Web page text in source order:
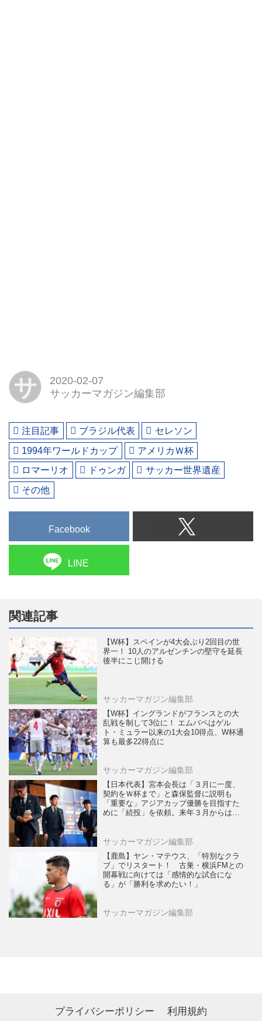
サ
2020-02-07
サッカーマガジン編集部
注目記事 ブラジル代表
セレソン
1994年ワールドカップ
アメリカＷ杯
ロマーリオ
ドゥンガ
サッカー世界遺産
その他
Facebook
LINE
関連記事
【W杯】スペインが4大会ぶり2回目の世
界一！ 10人のアルゼンチンの堅守を延長
後半にこじ開ける
サッカーマガジン編集部
【W杯】イングランドがフランスとの大
乱戦を制して3位に！ エムバペはゲル
ト・ミュラー以来の1大会10得点、W杯通
算も最多22得点に
サッカーマガジン編集部
【日本代表】宮本会長は「３月に一度、
契約をＷ杯まで」と森保監督に説明も
「重要な」アジアカップ優勝を目指すた
めに「続投」を依頼。来年３月からは大
サッカーマガジン編集部
【鹿島】ヤン・マテウス、「特別なクラ
ブ」でリスタート！ 古巣・横浜FMとの
開幕戦に向けては「感情的な試合にな
る」が「勝利を求めたい！」
サッカーマガジン編集部
プライバシーポリシー 利用規約